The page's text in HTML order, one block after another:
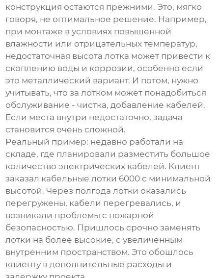
конструкция остаются прежними. Это, мягко
говоря, не оптимальное решение. Например,
при монтаже в условиях повышенной
влажности или отрицательных температур,
недостаточная высота лотка может привести к
скоплению воды и коррозии, особенно если
это металлический вариант. И потом, нужно
учитывать, что за лотком может понадобиться
обслуживание - чистка, добавление кабелей.
Если места внутри недостаточно, задача
становится очень сложной.
Реальный пример: недавно работали на
складе, где планировали разместить большое
количество электрических кабелей. Клиент
заказал кабельные лотки 6000 с минимальной
высотой. Через полгода лотки оказались
перегружены, кабели перегревались, и
возникали проблемы с пожарной
безопасностью. Пришлось срочно заменять
лотки на более высокие, с увеличенным
внутренним пространством. Это обошлось
клиенту в дополнительные расходы и